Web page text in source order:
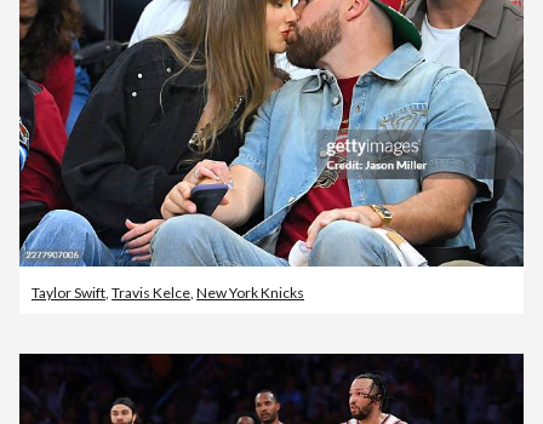
Taylor Swift Travis Kelce New York Knicks